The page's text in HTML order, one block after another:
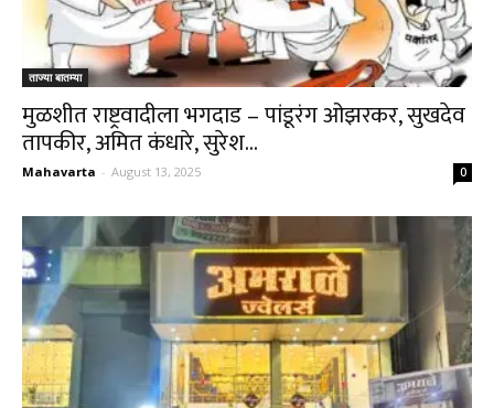
ताज्या बातम्या
मुळशीत राष्ट्रवादीला भगदाड – पांडूरंग ओझरकर, सुखदेव
तापकीर, अमित कंधारे, सुरेश...
Mahavarta - August 13, 2025 0